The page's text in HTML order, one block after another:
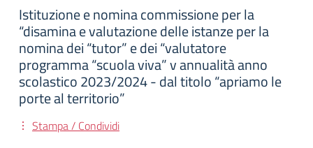
Istituzione e nomina commissione per la
“disamina e valutazione delle istanze per la
nomina dei “tutor” e dei “valutatore
programma “scuola viva” v annualità anno
scolastico 2023/2024 - dal titolo “apriamo le
porte al territorio”
Stampa / Condividi